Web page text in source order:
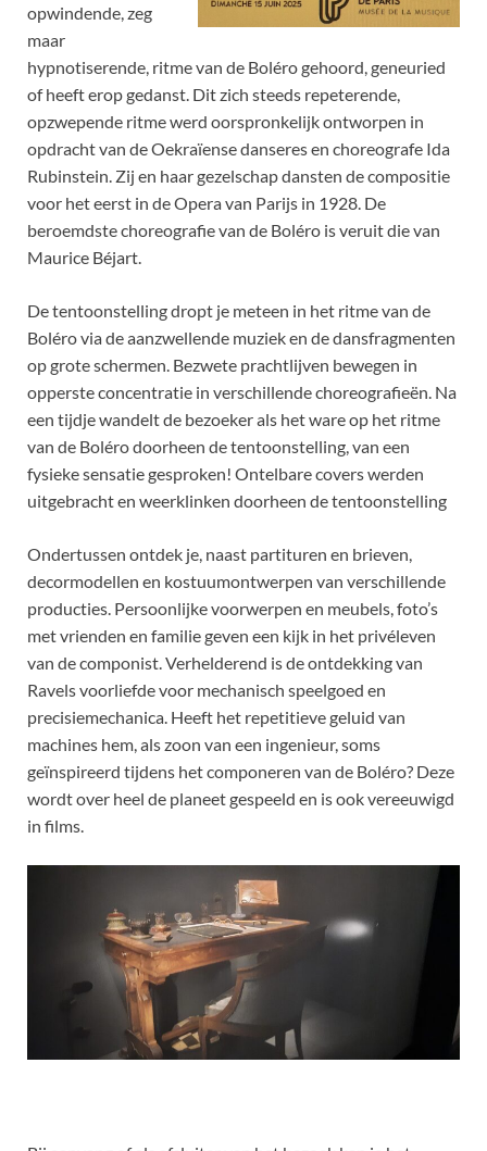
opwindende, zeg
maar
hypnotiserende, ritme van de Boléro gehoord, geneuried
of heeft erop gedanst. Dit zich steeds repeterende,
opzwepende ritme werd oorspronkelijk ontworpen in
opdracht van de Oekraïense danseres en choreografe Ida
Rubinstein. Zij en haar gezelschap dansten de compositie
voor het eerst in de Opera van Parijs in 1928. De
beroemdste choreografie van de Boléro is veruit die van
Maurice Béjart.
De tentoonstelling dropt je meteen in het ritme van de
Boléro via de aanzwellende muziek en de dansfragmenten
op grote schermen. Bezwete prachtlijven bewegen in
opperste concentratie in verschillende choreografieën. Na
een tijdje wandelt de bezoeker als het ware op het ritme
van de Boléro doorheen de tentoonstelling, van een
fysieke sensatie gesproken! Ontelbare covers werden
uitgebracht en weerklinken doorheen de tentoonstelling
Ondertussen ontdek je, naast partituren en brieven,
decormodellen en kostuumontwerpen van verschillende
producties. Persoonlijke voorwerpen en meubels, foto’s
met vrienden en familie geven een kijk in het privéleven
van de componist. Verhelderend is de ontdekking van
Ravels voorliefde voor mechanisch speelgoed en
precisiemechanica. Heeft het repetitieve geluid van
machines hem, als zoon van een ingenieur, soms
geïnspireerd tijdens het componeren van de Boléro? Deze
wordt over heel de planeet gespeeld en is ook vereeuwigd
in films.